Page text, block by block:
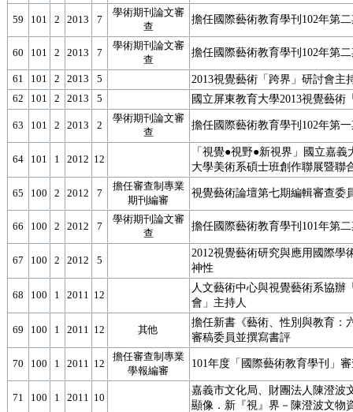
59 101 2 2013 7
學術期刊論文審
查
擔任國際藝術教育學刊102年第
60 101 2 2013 7
學術期刊論文審
查
擔任國際藝術教育學刊102年第
61 101 2 2013 5 2013視覺藝術「跨界」研討會主
62 101 2 2013 5 國立屏東教育大學2013視覺藝術
63 101 2 2013 2
學術期刊論文審
查
擔任國際藝術教育學刊102年第
64 101 1 2012 12
「視覺●視野●新視界」國立嘉
大學美術系碩士班創作聯展暨聯
65 100 2 2012 7
擔任審查制專業
期刊編審
視覺藝術論壇第七期編輯審查委
66 100 2 2012 7
學術期刊論文審
查
擔任國際藝術教育學刊101年第
67 100 2 2012 5
2012視覺藝術研究與應用國際
神性
68 100 1 2011 12
人文藝術中心與視覺藝術系協辦
會」主持人
69 100 1 2011 12 其他
擔任新書《藝術、性別與教育：
審稿委員並撰寫書評
70 100 1 2011 12
擔任審查制專業
學報編審
101年度「國際藝術教育學刊」
71 100 1 2011 10
嘉義市文化局、財團法人陳澄波
顯像．新『視』界－陳澄波文物